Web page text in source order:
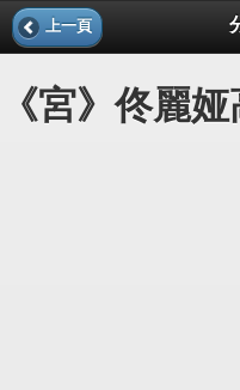
上一頁
《宮》佟麗